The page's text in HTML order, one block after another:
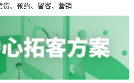
货、预约、留客、营销